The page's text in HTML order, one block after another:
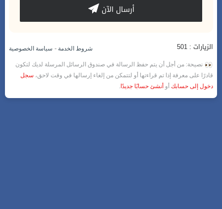
أرسال الآن
الزيارات : 501 شروط الخدمة - سياسة الخصوصية
نصيحة: من أجل أن يتم حفظ الرسالة في صندوق الرسائل المرسلة لديك لتكون
قادرًا على معرفة إذا تم قراءتها أو لتتمكن من إلغاء إرسالها في وقت لاحق، سجل
دخول إلى حسابك أو أنشئ حسابًا جديدًا .